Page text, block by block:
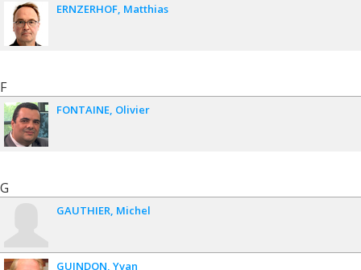
ERNZERHOF Matthias
F
FONTAINE Olivier
G
GAUTHIER Michel
GUINDON Yvan